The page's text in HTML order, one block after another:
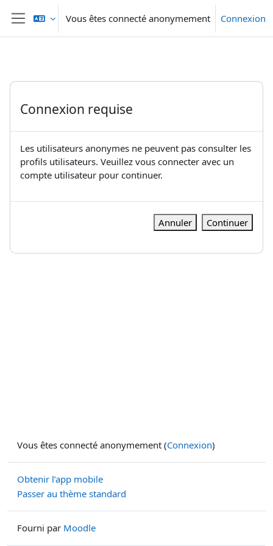
Passer au contenu principal
Panneau latéral
Vous êtes connecté anonymement Connexion
Connexion requise
Les utilisateurs anonymes ne peuvent pas consulter les
profils utilisateurs. Veuillez vous connecter avec un
compte utilisateur pour continuer.
Annuler Continuer
Vous êtes connecté anonymement (Connexion)
Obtenir l’app mobile
Passer au thème standard
Fourni par Moodle